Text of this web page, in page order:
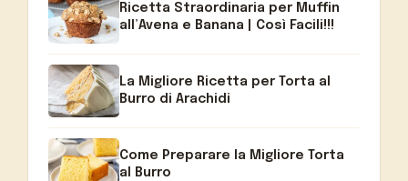
Ricetta Straordinaria per Muffin
all’Avena e Banana | Così Facili!!!
La Migliore Ricetta per Torta al
Burro di Arachidi
Come Preparare la Migliore Torta
al Burro